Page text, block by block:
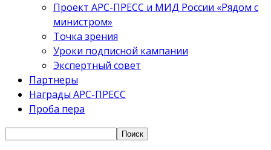
Проект АРС-ПРЕСС и МИД России «Рядом с
министром»
Точка зрения
Уроки подписной кампании
Экспертный совет
Партнеры
Награды АРС-ПРЕСС
Проба пера